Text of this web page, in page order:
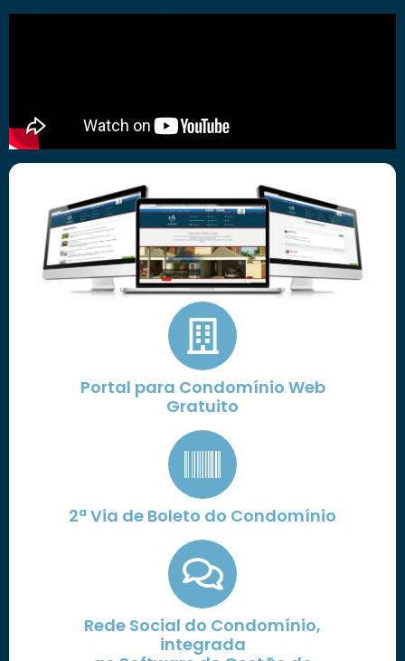
Portal para Condomínio Web
Gratuito
2ª Via de Boleto do Condomínio
Rede Social do Condomínio,
integrada